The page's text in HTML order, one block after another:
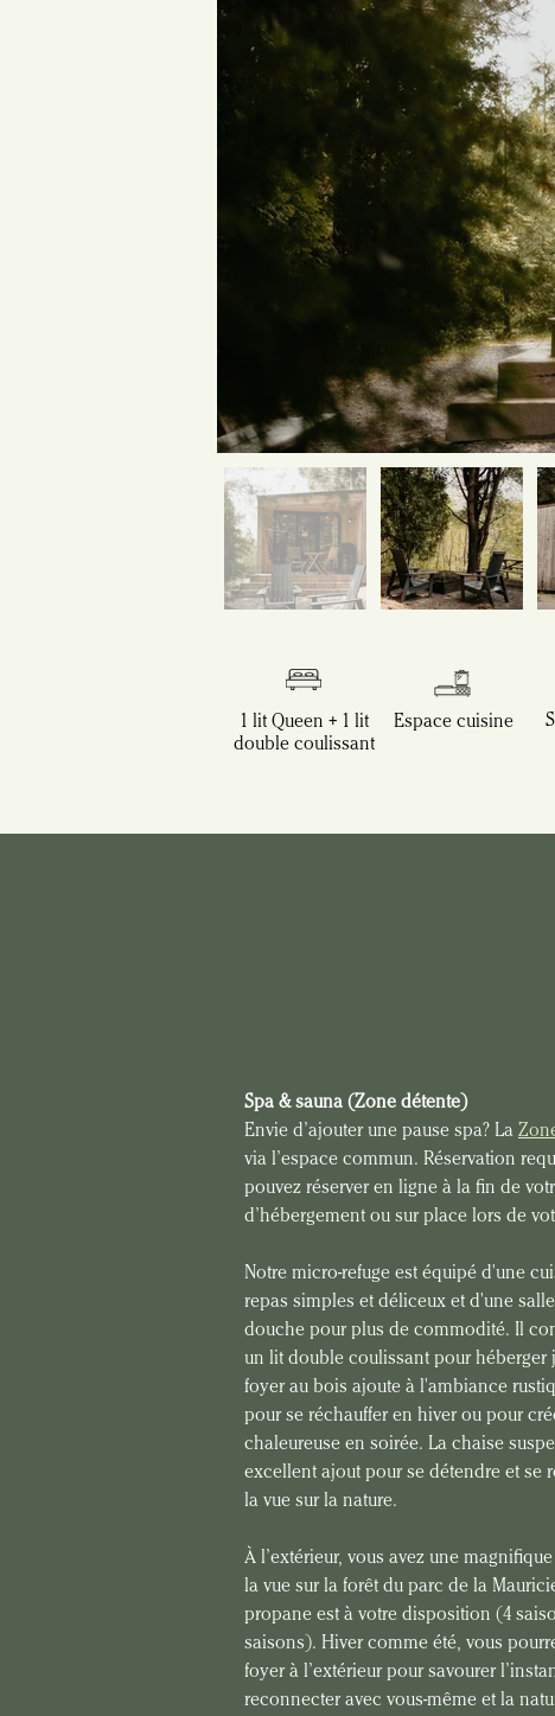
1 lit Queen + 1 lit
double coulissant
Espace cuisine
Spa & sauna (Zone détente)
Envie d’ajouter une pause spa? La
via l’espace commun. Réservation
pouvez réserver en ligne à la fin de
d’hébergement ou sur place lors de
Notre micro-refuge est équipé d'une
repas simples et déliceux et d'une
douche pour plus de commodité. Il
un lit double coulissant pour héberger
foyer au bois ajoute à l'ambiance
pour se réchauffer en hiver ou pour
chaleureuse en soirée. La chaise
excellent ajout pour se détendre et se
la vue sur la nature.
À l’extérieur, vous avez une
la vue sur la forêt du parc de la
propane est à votre disposition (4
saisons). Hiver comme été, vous
foyer à l’extérieur pour savourer
reconnecter avec vous-même et la